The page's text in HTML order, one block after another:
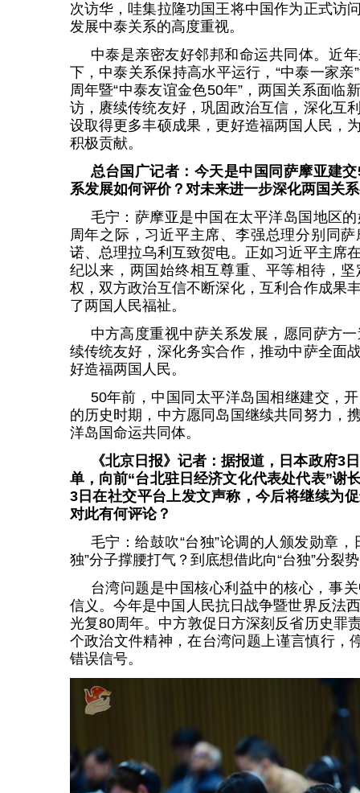
次访华，哇集拉隆功国王将中国作为正式访
发展中泰关系的高度重视。
中泰是亲密友好邻邦和命运共同体。近
下，中泰关系保持高水平运行，“中泰一家
周年暨“中泰友谊金色50年”，两国关系面临
访，赓续传统友好，巩固政治互信，深化互
设取得更多丰硕成果，更好造福两国人民，
积极贡献。
总台国广记者：今天是中国同萨摩亚建
系发展如何评价？对未来进一步深化两国关
毛宁：萨摩亚是中国在太平洋岛国地区
周年之际，习近平主席、李强总理分别同
诺、总理拉乌利互致贺电。正如习近平主席
纪以来，两国始终相互尊重、平等相待，
权，双方政治互信不断深化，互利合作成果
了两国人民福祉。
中方高度重视中萨关系发展，愿同萨方
续传统友好，深化务实合作，推动中萨全面
好造福两国人民。
50年前，中国同太平洋岛国相继建交，
的历史时期，中方愿同岛国继续共同努力，
洋岛国命运共同体。
《北京日报》记者：据报道，日本政府3
单，向前“台北驻日经济文化代表处代表”谢
3日在社交平台上发文声称，今后将继续为
对此有何评论？
毛宁：给鼓吹“台独”论调的人颁发勋章
独”分子撑腰打气？到底想借此向“台独”分裂
台湾问题是中国核心利益中的核心，事
信义。今年是中国人民抗日战争暨世界反法
光复80周年。中方敦促日方深刻反省历史罪
个政治文件精神，在台湾问题上谨言慎行，
错误信号。